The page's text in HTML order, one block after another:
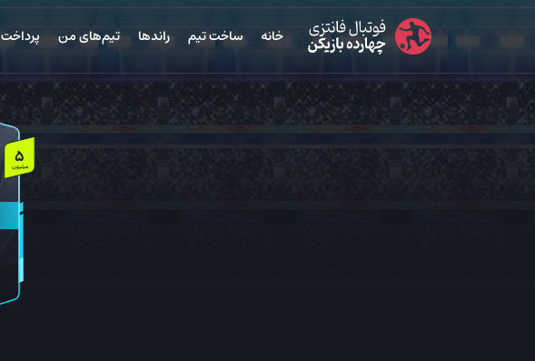
خانه ساخت تیم راندها تیم‌های من پرداخت
5
میلیون